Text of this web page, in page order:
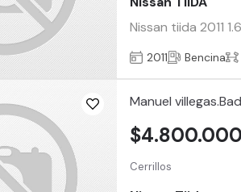
Nissan tiida 2011
2011 Bencina
Manuel
Cerrillos
$4.800.000